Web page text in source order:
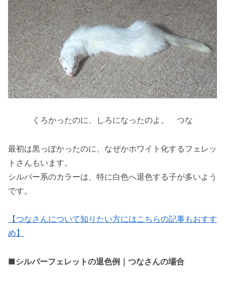
くろかったのに、しろになったのよ。 つな
最初は黒っぽかったのに、なぜかホワイト化するフェレッ
トさんもいます。
シルバー系のカラーは、特に白色へ退色する子が多いよう
です。
【つなさんについて知りたい方にはこちらの記事もおすす
め】
■シルバーフェレットの退色例｜つなさんの場合